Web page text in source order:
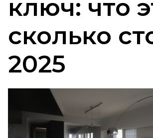
ключ: что
сколько
2025